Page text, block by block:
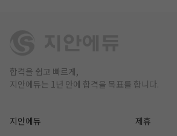
합격을 쉽고 빠르게,
지안에듀는 1년 안에 합격을 목표를 합니다.
지안에듀
제휴